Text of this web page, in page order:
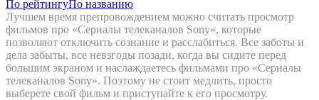
По рейтингуПо названию
Лучшем время препровождением можно считать просмотр
фильмов про «Сериалы телеканалов Sony», которые
позволяют отключить сознание и расслабиться. Все заботы и
дела забыты, все невзгоды позади, когда вы сидите перед
большим экраном и наслаждаетесь фильмами про «Сериалы
телеканалов Sony». Поэтому не стоит медлить, просто
выберете свой фильм и приступайте к его просмотру.